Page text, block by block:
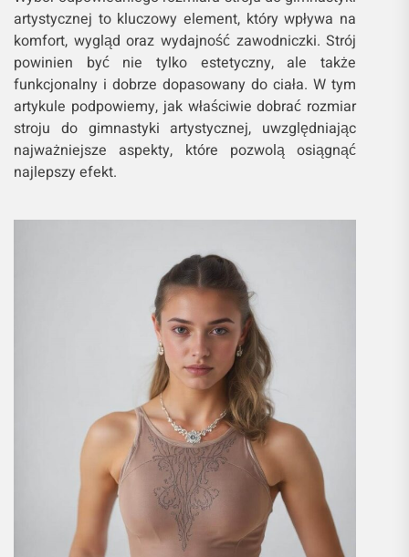
artystycznej to kluczowy element, który wpływa na
komfort, wygląd oraz wydajność zawodniczki. Strój
powinien być nie tylko estetyczny, ale także
funkcjonalny i dobrze dopasowany do ciała. W tym
artykule podpowiemy, jak właściwie dobrać rozmiar
stroju do gimnastyki artystycznej, uwzględniając
najważniejsze aspekty, które pozwolą osiągnąć
najlepszy efekt.